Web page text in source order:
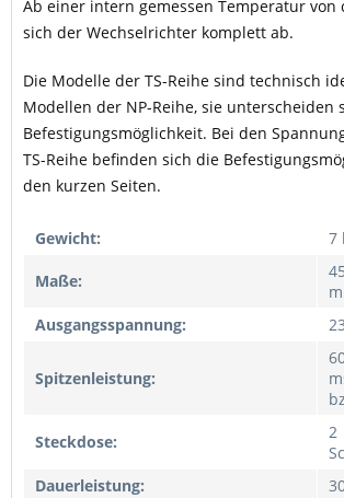
Ab einer intern gemessen Temperatur von
sich der Wechselrichter komplett ab.
Die Modelle der TS-Reihe sind technisch
Modellen der NP-Reihe, sie unterscheiden
Befestigungsmöglichkeit. Bei den
TS-Reihe befinden sich die
den kurzen Seiten.
Gewicht: 7
Maße:
Ausgangsspannung:
Spitzenleistung:
Steckdose:
2
Dauerleistung: